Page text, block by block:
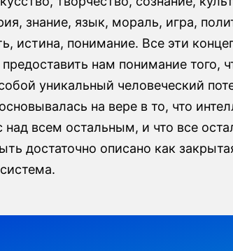
знание, язык, мораль, игра,
истина, понимание. Все эти
нам понимание того,
уникальный человеческий
на вере в то, что
над всем остальным, и что все
достаточно описано как